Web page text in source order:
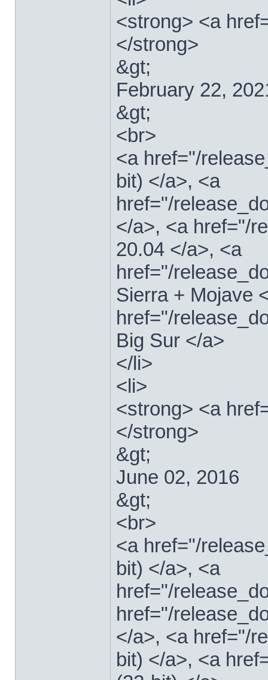
<strong> <a
</strong>
&gt;
February 22,
&gt;
<br>
<a href="/
bit) </a>, <a
href="/
</a>, <a href="/
20.04 </a>, <a
href="/
Sierra + Mojave
href="/
Big Sur </a>
</li>
<li>
<strong> <a
</strong>
&gt;
June 02, 2016
&gt;
<br>
<a href="/
bit) </a>, <a
href="/
href="/
</a>, <a href="/
bit) </a>, <a